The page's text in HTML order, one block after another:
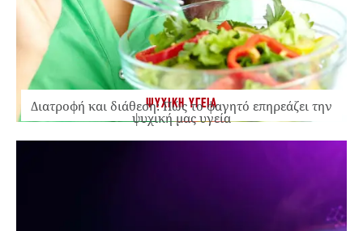
ΨΥΧΙΚΗ ΥΓΕΙΑ
Διατροφή και διάθεση: Πώς το φαγητό επηρεάζει την
ψυχική μας υγεία